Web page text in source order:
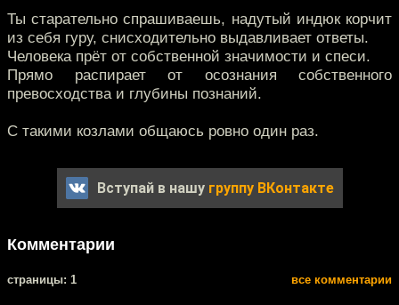
Ты старательно спрашиваешь, надутый индюк корчит
из себя гуру, снисходительно выдавливает ответы.
Человека прёт от собственной значимости и спеси.
Прямо распирает от осознания собственного
превосходства и глубины познаний.
С такими козлами общаюсь ровно один раз.
Вступай в нашу группу ВКонтакте
Комментарии
cтраницы: 1 все комментарии